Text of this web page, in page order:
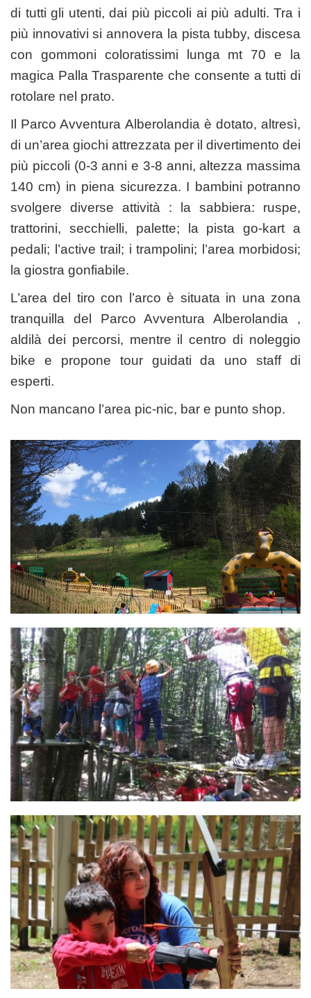
di tutti gli utenti, dai più piccoli ai più adulti. Tra i
più innovativi si annovera la pista tubby, discesa
con gommoni coloratissimi lunga mt 70 e la
magica Palla Trasparente che consente a tutti di
rotolare nel prato.
Il Parco Avventura Alberolandia è dotato, altresì,
di un’area giochi attrezzata per il divertimento dei
più piccoli (0-3 anni e 3-8 anni, altezza massima
140 cm) in piena sicurezza. I bambini potranno
svolgere diverse attività : la sabbiera: ruspe,
trattorini, secchielli, palette; la pista go-kart a
pedali; l’active trail; i trampolini; l’area morbidosi;
la giostra gonfiabile.
L’area del tiro con l’arco è situata in una zona
tranquilla del Parco Avventura Alberolandia ,
aldilà dei percorsi, mentre il centro di noleggio
bike e propone tour guidati da uno staff di
esperti.
Non mancano l’area pic-nic, bar e punto shop.